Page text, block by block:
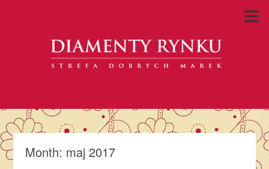
Month: maj 2017